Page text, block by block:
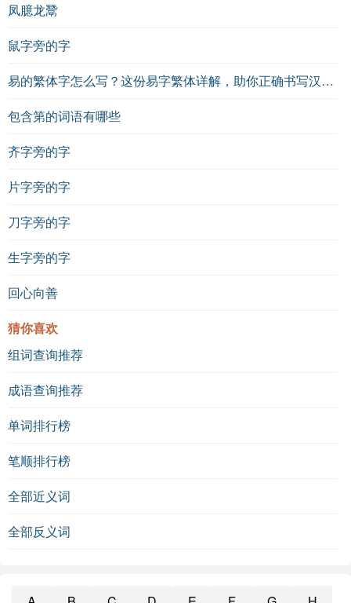
凤臆龙鬵
鼠字旁的字
易的繁体字怎么写？这份易字繁体详解，助你正确书写汉字_汉字繁体学习
包含第的词语有哪些
齐字旁的字
片字旁的字
刀字旁的字
生字旁的字
回心向善
猜你喜欢
组词查询推荐
成语查询推荐
单词排行榜
笔顺排行榜
全部近义词
全部反义词